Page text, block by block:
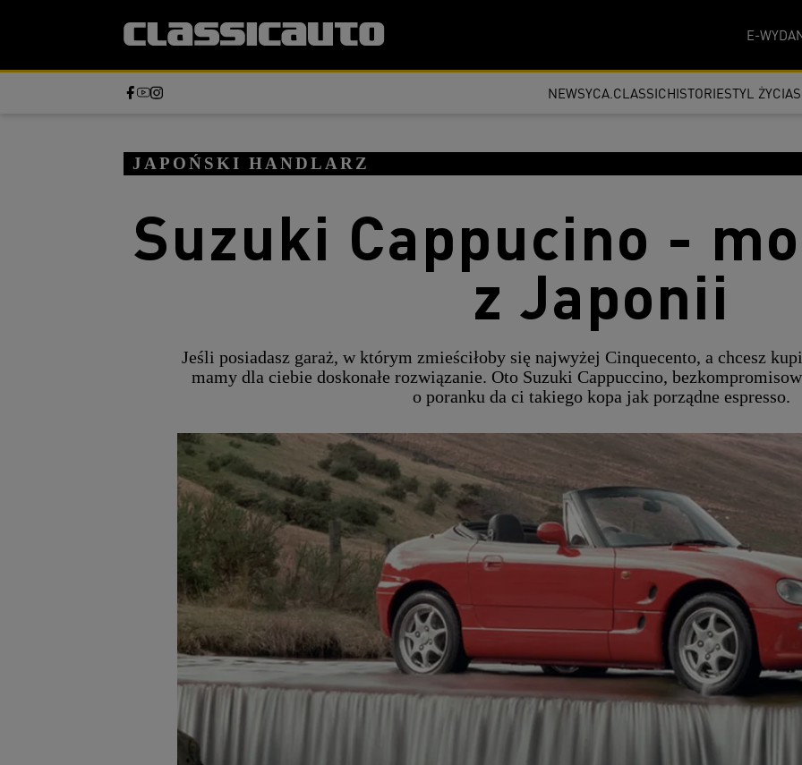
E-
NEWSYCA.CLASSICHISTORIESTYL ŻYCIA
JAPOŃSKI HANDLARZ
Suzuki Cappucino -
z Japonii
Jeśli posiadasz garaż, w którym zmieściłoby się najwyżej Cinquecento, a chcesz
mamy dla ciebie doskonałe rozwiązanie. Oto Suzuki Cappuccino,
o poranku da ci takiego kopa jak porządne espresso.